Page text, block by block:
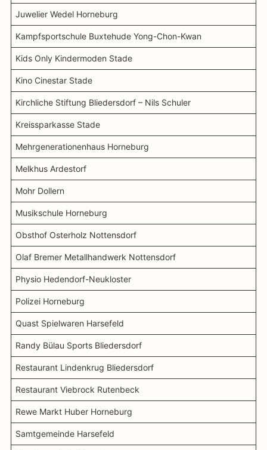
Juwelier Wedel Horneburg
Kampfsportschule Buxtehude Yong-Chon-Kwan
Kids Only Kindermoden Stade
Kino Cinestar Stade
Kirchliche Stiftung Bliedersdorf – Nils Schuler
Kreissparkasse Stade
Mehrgenerationenhaus Horneburg
Melkhus Ardestorf
Mohr Dollern
Musikschule Horneburg
Obsthof Osterholz Nottensdorf
Olaf Bremer Metallhandwerk Nottensdorf
Physio Hedendorf-Neukloster
Polizei Horneburg
Quast Spielwaren Harsefeld
Randy Bülau Sports Bliedersdorf
Restaurant Lindenkrug Bliedersdorf
Restaurant Viebrock Rutenbeck
Rewe Markt Huber Horneburg
Samtgemeinde Harsefeld